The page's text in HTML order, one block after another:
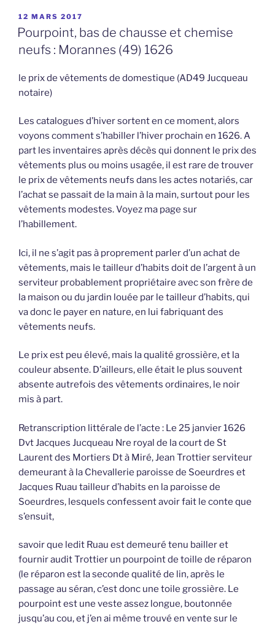
PUBLIÉ
LE
12 MARS 2017
Pourpoint, bas de chausse et chemise
neufs : Morannes (49) 1626
le prix de vêtements de domestique (AD49 Jucqueau
notaire)
Les catalogues d’hiver sortent en ce moment, alors
voyons comment s’habiller l’hiver prochain en 1626. A
part les inventaires après décès qui donnent le prix des
vêtements plus ou moins usagée, il est rare de trouver
le prix de vêtements neufs dans les actes notariés, car
l’achat se passait de la main à la main, surtout pour les
vêtements modestes. Voyez ma page sur
l’habillement.
Ici, il ne s’agit pas à proprement parler d’un achat de
vêtements, mais le tailleur d’habits doit de l’argent à un
serviteur probablement propriétaire avec son frère de
la maison ou du jardin louée par le tailleur d’habits, qui
va donc le payer en nature, en lui fabriquant des
vêtements neufs.
Le prix est peu élevé, mais la qualité grossière, et la
couleur absente. D’ailleurs, elle était le plus souvent
absente autrefois des vêtements ordinaires, le noir
mis à part.
Retranscription littérale de l’acte : Le 25 janvier 1626
Dvt Jacques Jucqueau Nre royal de la court de St
Laurent des Mortiers Dt à Miré, Jean Trottier serviteur
demeurant à la Chevallerie paroisse de Soeurdres et
Jacques Ruau tailleur d’habits en la paroisse de
Soeurdres, lesquels confessent avoir fait le conte que
s’ensuit,
savoir que ledit Ruau est demeuré tenu bailler et
fournir audit Trottier un pourpoint de toille de réparon
(le réparon est la seconde qualité de lin, après le
passage au séran, c’est donc une toile grossière. Le
pourpoint est une veste assez longue, boutonnée
jusqu’au cou, et j’en ai même trouvé en vente sur le